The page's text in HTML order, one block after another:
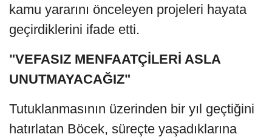
kamu yararını önceleyen projeleri hayata
geçirdiklerini ifade etti.
"VEFASIZ MENFAATÇİLERİ ASLA
UNUTMAYACAĞIZ"
Tutuklanmasının üzerinden bir yıl geçtiğini
hatırlatan Böcek, süreçte yaşadıklarına